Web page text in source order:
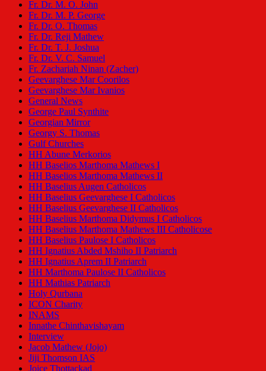
Fr. Dr. M. O. John
Fr. Dr. M. P. George
Fr. Dr. O. Thomas
Fr. Dr. Reji Mathew
Fr. Dr. T. J. Joshua
Fr. Dr. V. C. Samuel
Fr. Zachariah Ninan (Zacher)
Geevarghese Mar Coorilos
Geevarghese Mar Ivanios
General News
George Paul Synthite
Georgian Mirror
Georgy S. Thomas
Gulf Churches
HH Abune Merkorios
HH Baselios Marthoma Mathews I
HH Baselios Marthoma Mathews II
HH Baselius Augen Catholicos
HH Baselius Geevarghese I Catholicos
HH Baselius Geevarghese II Catholicos
HH Baselius Marthoma Didymus I Catholicos
HH Baselius Marthoma Mathews III Catholicose
HH Baselius Paulose I Catholicos
HH Ignatius Abded Mshiho II Patriarch
HH Ignatius Aprem II Patriarch
HH Marthoma Paulose II Catholicos
HH Mathias Patriarch
Holy Qurbana
ICON Charity
INAMS
Innathe Chinthavishayam
Interview
Jacob Mathew (Jojo)
Jiji Thomson IAS
Joice Thottackad